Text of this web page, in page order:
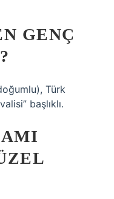
GENÇ
Türk
başlıklı.